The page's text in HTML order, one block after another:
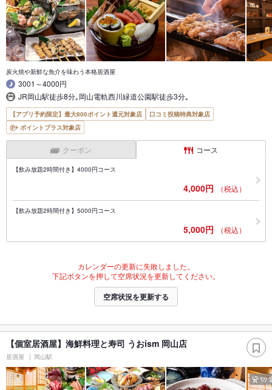
炭火焼や新鮮な魚介を味わう本格居酒屋
3001～4000円
JR岡山駅徒歩8分｡岡山電軌西川緑道公園駅徒歩3分｡
【アプリ予約限定】最大800ポイント還元対象店
口コミ投稿特典対象店
ポイントプラス対象店
クーポン コース
【飲み放題2時間付き】4000円コース
4,000円 （税込）
【飲み放題2時間付き】5000円コース
5,000円 （税込）
カレンダーの更新に失敗しました。
下記ボタンを押して空席状況を更新してください。
空席状況を更新する
【個室居酒屋】海鮮料理と寿司 うおism 岡山店
居酒屋 岡山駅